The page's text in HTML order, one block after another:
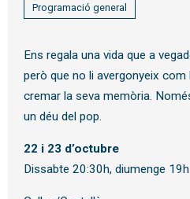
Programació general
Ens regala una vida que a
però que no li avergonyeix com
cremar la seva memòria.
un déu del pop.
22 i 23 d’octubre
Dissabte 20:30h, diumenge 19h